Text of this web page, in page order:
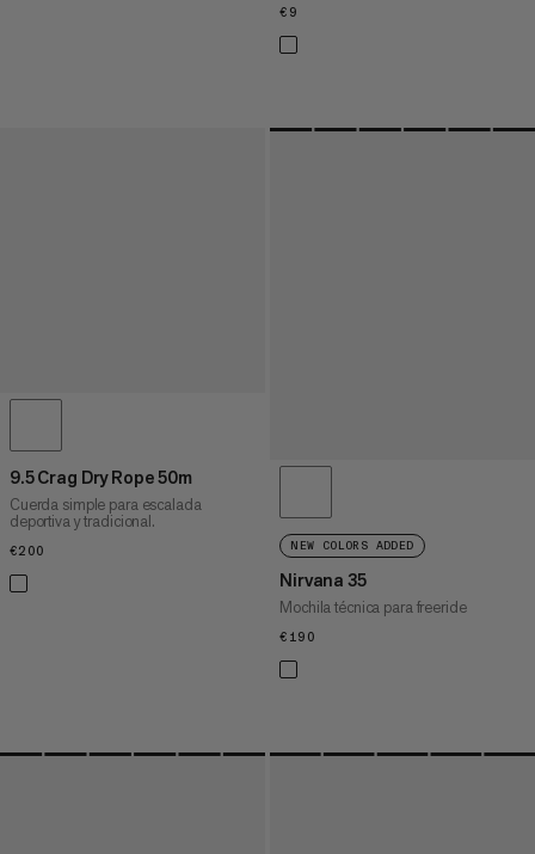
€9
9.5 Crag Dry Rope 50m
Cuerda simple para escalada
deportiva y tradicional.
€200 NEW COLORS ADDED
Nirvana 35
Mochila técnica para freeride
€190